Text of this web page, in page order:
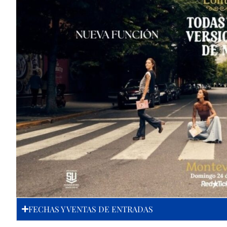
FECHAS Y VENTAS DE ENTRADAS